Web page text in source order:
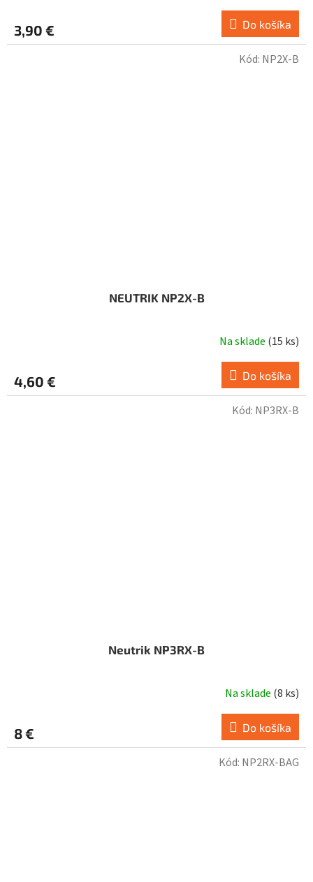
3,90 € Do košíka
NEUTRIK NP2X-B
Na sklade (15 ks)
4,60 € Do košíka
Kód: NP2X-B
Neutrik NP3RX-B
Na sklade (8 ks)
8 € Do košíka
Kód: NP3RX-B
Kód: NP2RX-BAG